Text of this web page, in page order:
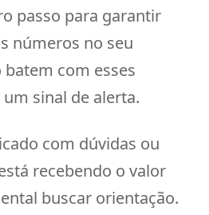
passo para garantir
números no seu
com esses
sinal de alerta.
com dúvidas ou
recebendo o valor
buscar orientação.